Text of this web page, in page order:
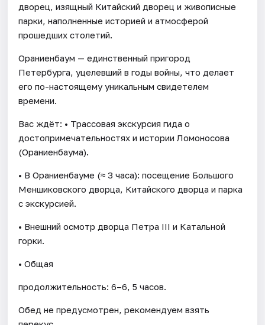
дворец, изящный Китайский дворец и живописные
парки, наполненные историей и атмосферой
прошедших столетий.
Ораниенбаум — единственный пригород
Петербурга, уцелевший в годы войны, что делает
его по-настоящему уникальным свидетелем
времени.
Вас ждёт: • Трассовая экскурсия гида о
достопримечательностях и истории Ломоносова
(Ораниенбаума).
• В Ораниенбауме (≈ 3 часа): посещение Большого
Меншиковского дворца, Китайского дворца и парка
с экскурсией.
• Внешний осмотр дворца Петра III и Катальной
горки.
• Общая
продолжительность: 6–6, 5 часов.
Обед не предусмотрен, рекомендуем взять